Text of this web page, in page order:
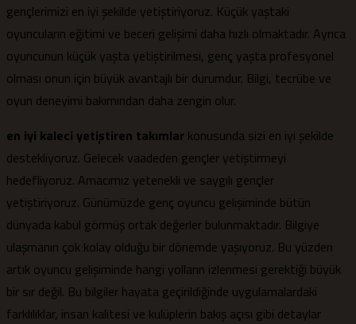
gençlerimizi en iyi şekilde yetiştiriyoruz. Küçük yaştaki
oyuncuların eğitimi ve beceri gelişimi daha hızlı olmaktadır. Ayrıca
oyuncunun küçük yaşta yetiştirilmesi, genç yaşta profesyonel
olması onun için büyük avantajlı bir durumdur. Bilgi, tecrübe ve
oyun deneyimi bakımından daha zengin olur.
en iyi kaleci yetiştiren takımlar konusunda sizi en iyi şekilde
destekliyoruz. Gelecek vaadeden gençler yetiştirmeyi
hedefliyoruz. Amacımız yetenekli ve saygılı gençler
yetiştiriyoruz. Günümüzde genç oyuncu gelişiminde bütün
dünyada kabul görmüş ortak değerler bulunmaktadır. Bilgiye
ulaşmanın çok kolay olduğu bir dönemde yaşıyoruz. Bu yüzden
artık oyuncu gelişiminde hangi yolların izlenmesi gerektiği büyük
bir sır değil. Bu bilgiler hayata geçirildiğinde uygulamalardaki
farklılıklar, insan kalitesi ve kulüplerin bakış açısı gibi detaylar